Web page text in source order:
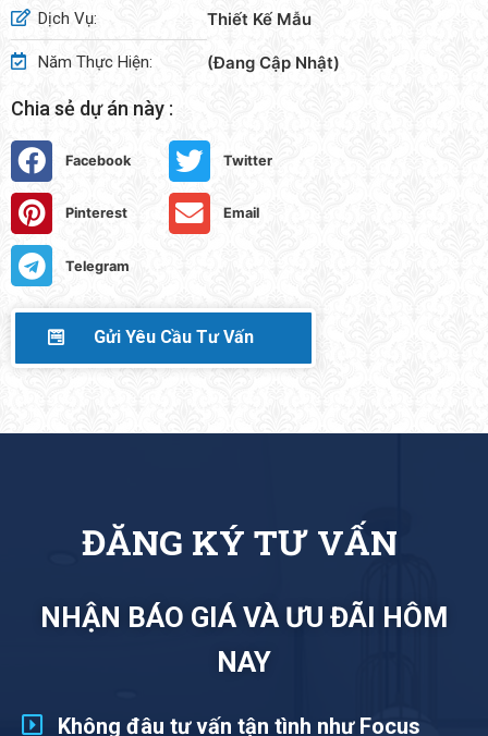
Dịch Vụ:
Năm Thực Hiện:
Chia sẻ dự án này :
Facebook Twitter
Pinterest Email
Telegram
Gửi Yêu Cầu Tư Vấn
Thiết Kế Mẫu
(Đang Cập Nhật)
ĐĂNG KÝ TƯ VẤN
NHẬN BÁO GIÁ VÀ ƯU ĐÃI HÔM
NAY
Không đâu tư vấn tận tình như Focus